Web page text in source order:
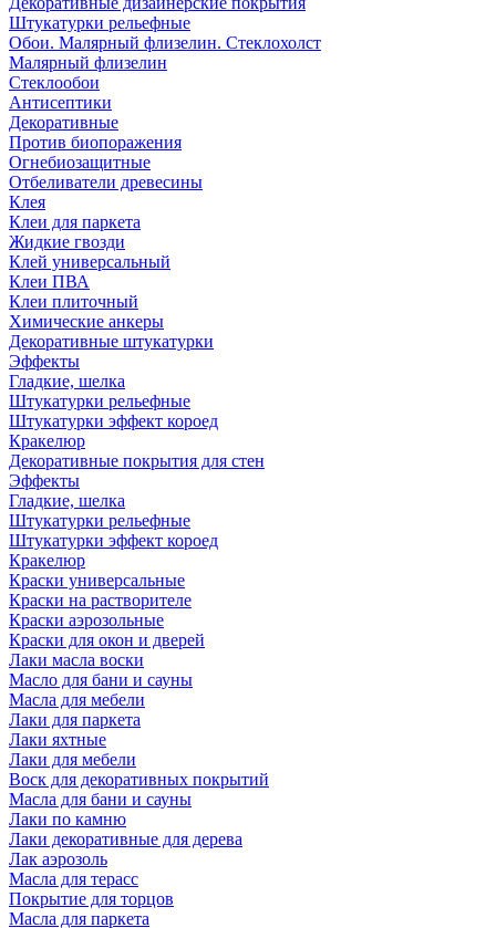
Штукатурки рельефные
Обои. Малярный флизелин. Стеклохолст
Малярный флизелин
Стеклообои
Антисептики
Декоративные
Против биопоражения
Огнебиозащитные
Отбеливатели древесины
Клея
Клеи для паркета
Жидкие гвозди
Клей универсальный
Клеи ПВА
Клеи плиточный
Химические анкеры
Декоративные штукатурки
Эффекты
Гладкие, шелка
Штукатурки рельефные
Штукатурки эффект короед
Кракелюр
Декоративные покрытия для стен
Эффекты
Гладкие, шелка
Штукатурки рельефные
Штукатурки эффект короед
Кракелюр
Краски универсальные
Краски на растворителе
Краски аэрозольные
Краски для окон и дверей
Лаки масла воски
Масло для бани и сауны
Масла для мебели
Лаки для паркета
Лаки яхтные
Лаки для мебели
Воск для декоративных покрытий
Масла для бани и сауны
Лаки по камню
Лаки декоративные для дерева
Лак аэрозоль
Масла для терасс
Покрытие для торцов
Масла для паркета